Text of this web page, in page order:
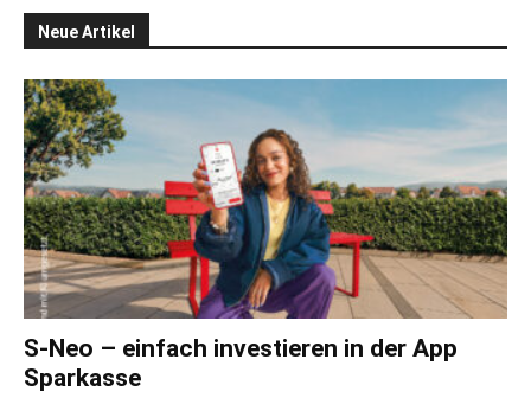
Neue Artikel
S-Neo – einfach investieren in der App
Sparkasse